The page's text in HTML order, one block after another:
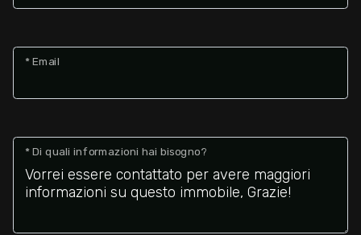
* Email
* Di quali informazioni hai bisogno?
Lusso